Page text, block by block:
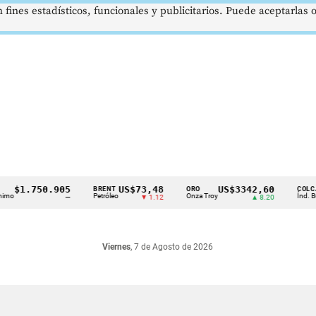
BRENT
Petróleo
US$73,48
▼ 1.12 Onza Troy
US$3342,60
▲ 8.20
COLCAP
Índ. Bursátil
Viernes, 7 de Agosto de 2026
estadísticos, funcionales y publicitarios. Puede aceptarlas